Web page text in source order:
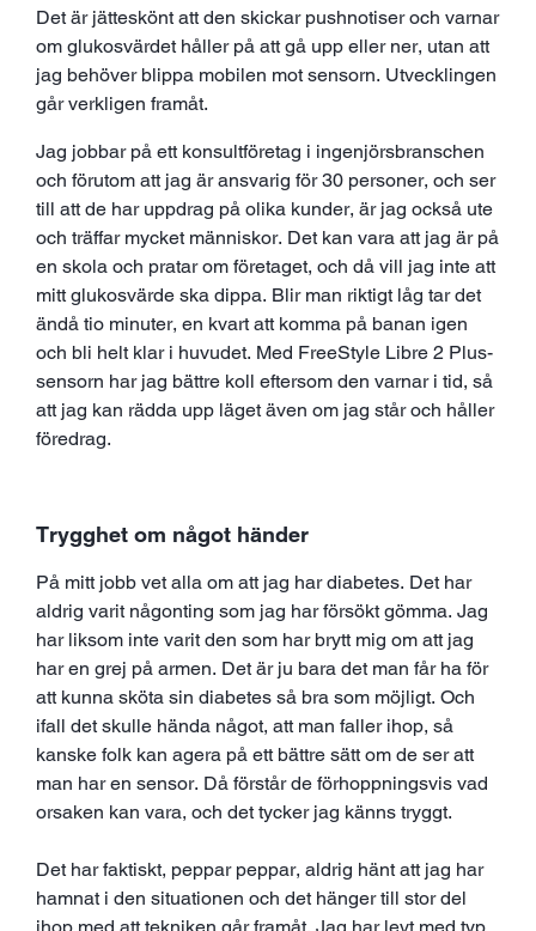
Det är jätteskönt att den skickar pushnotiser och varnar
om glukosvärdet håller på att gå upp eller ner, utan att
jag behöver blippa mobilen mot sensorn. Utvecklingen
går verkligen framåt.
Jag jobbar på ett konsultföretag i ingenjörsbranschen
och förutom att jag är ansvarig för 30 personer, och ser
till att de har uppdrag på olika kunder, är jag också ute
och träffar mycket människor. Det kan vara att jag är på
en skola och pratar om företaget, och då vill jag inte att
mitt glukosvärde ska dippa. Blir man riktigt låg tar det
ändå tio minuter, en kvart att komma på banan igen
och bli helt klar i huvudet. Med FreeStyle Libre 2 Plus-
sensorn har jag bättre koll eftersom den varnar i tid, så
att jag kan rädda upp läget även om jag står och håller
föredrag.
Trygghet om något händer
På mitt jobb vet alla om att jag har diabetes. Det har
aldrig varit någonting som jag har försökt gömma. Jag
har liksom inte varit den som har brytt mig om att jag
har en grej på armen. Det är ju bara det man får ha för
att kunna sköta sin diabetes så bra som möjligt. Och
ifall det skulle hända något, att man faller ihop, så
kanske folk kan agera på ett bättre sätt om de ser att
man har en sensor. Då förstår de förhoppningsvis vad
orsaken kan vara, och det tycker jag känns tryggt.
Det har faktiskt, peppar peppar, aldrig hänt att jag har
hamnat i den situationen och det hänger till stor del